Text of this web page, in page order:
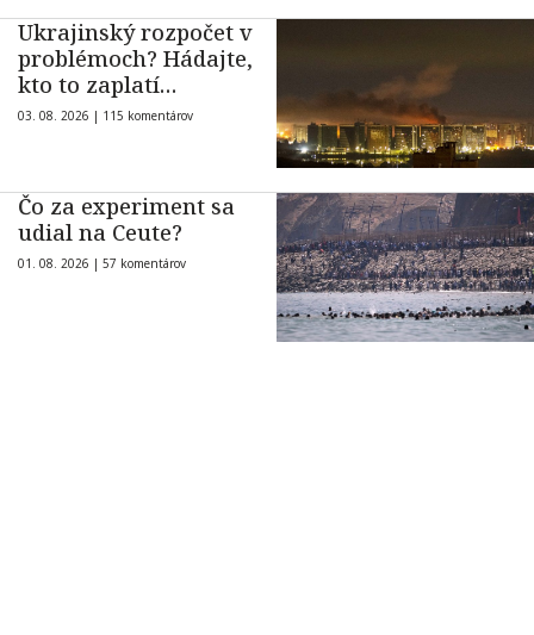
Ukrajinský rozpočet v
problémoch? Hádajte,
kto to zaplatí…
03. 08. 2026 | 115 komentárov
Čo za experiment sa
udial na Ceute?
01. 08. 2026 | 57 komentárov